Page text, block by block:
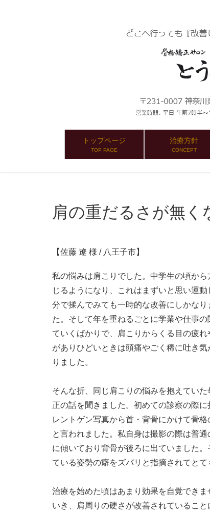
トップページ
TOP PAGE
治療方針
CONCEPT
肩の重だるさが無
【佐藤 遼 様 / 八王子市】
私の悩みは肩こりでした。中学生の頃から
じるようになり、これはまずいと思い運動
分で揉んでみても一時的な改善にしかなり
た。そして年を重ねるごとに学業や仕事の
ていくばかりで、肩こりからくる目の疲れ
がありひどいときは頭痛やごく稀に吐き気
りました。
そんな折、同じ肩こりの悩みを抱えていた
正の話を聞きました。初めての診察の際に
レントゲン写真から首・背骨にかけて骨格
と言われました。私自身は撮影の際は普
に傾いており背骨が後ろに出ていました
ている姿勢の癖をズバリと指摘されてとて
治療を始めた頃はあまり効果を自覚でき
いき、肩周りの硬さが改善されているこ